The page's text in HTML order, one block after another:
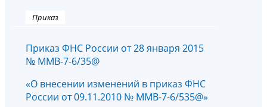
Приказ
Приказ ФНС России от 28 января 2015
№ ММВ-7-6/35@
«О внесении изменений в приказ ФНС
России от 09.11.2010 № ММВ-7-6/535@»